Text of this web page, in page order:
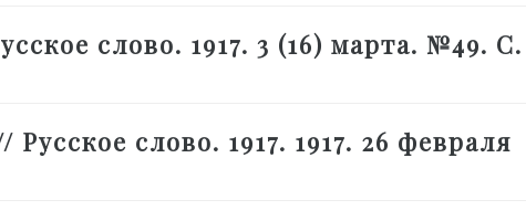
слово. 1917. 3 (16) марта. №49. С.
слово. 1917. 1917. 26 февраля